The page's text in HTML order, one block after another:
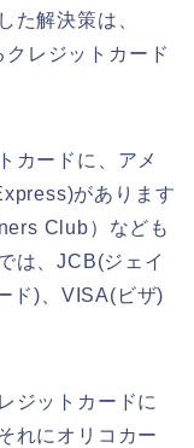
た解決策は、
レジットカード
カードに、アメ
があります
Club）なども
は、JCB(ジェイ
ド)、VISA(ビザ)
ジットカードに
れにオリコカー